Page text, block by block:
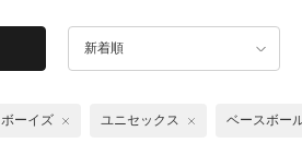
新着順
ボーイズ ユニセックス ベースボー